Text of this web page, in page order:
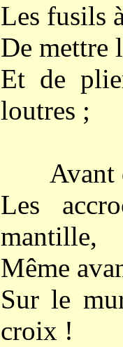
Les fusils
De mettre
Et de
loutres ;
Avant
Les
mantille,
Même
Sur le
croix !